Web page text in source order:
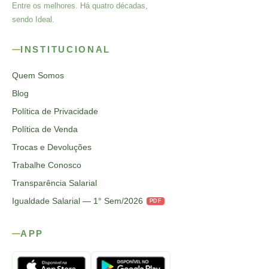
Entre os melhores. Há quatro décadas,
sendo Ideal.
INSTITUCIONAL
Quem Somos
Blog
Política de Privacidade
Política de Venda
Trocas e Devoluções
Trabalhe Conosco
Transparência Salarial
Igualdade Salarial — 1° Sem/2026
PDF
APP